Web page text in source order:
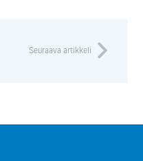
Seuraava artikkeli